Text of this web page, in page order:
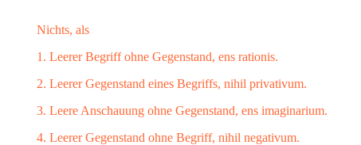
Nichts, als
1. Leerer Begriff ohne Gegenstand, ens rationis.
2. Leerer Gegenstand eines Begriffs, nihil privativum.
3. Leere Anschauung ohne Gegenstand, ens imaginarium.
4. Leerer Gegenstand ohne Begriff, nihil negativum.